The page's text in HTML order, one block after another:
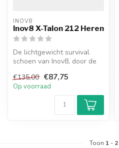
INOV8
Inov8 X-Talon 212 Heren
De lichtgewicht survival
schoen van Inov8, door de
schoen...
€135,00 €87,75
Op voorraad
Toon 1 - 2